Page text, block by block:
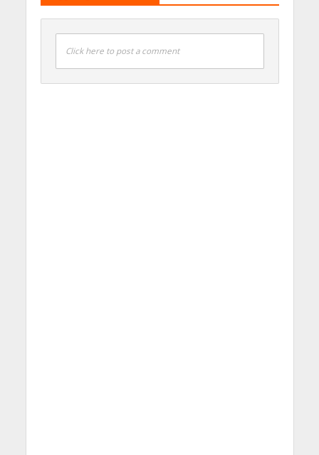
Click here to post a comment